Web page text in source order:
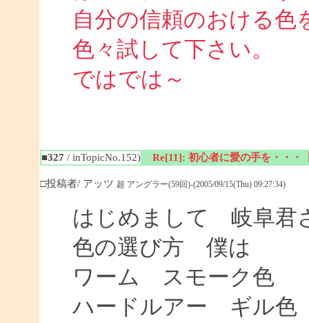
自分の信頼のおける色
色々試して下さい。
ではでは～
■327 / inTopicNo.152) Re[11]: 初心者に愛の手を・・・
□投稿者/ アッツ 超 アングラー(59回)-(2005/09/15(Thu) 09:27:34)
はじめまして 岐阜
色の選び方 僕は
ワーム スモーク色
ハードルアー ギル色